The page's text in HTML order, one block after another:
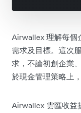
Airwallex 理解每個
需求及目標。這次
求，不論初創企業
於現金管理策略上
Airwallex 雲匯收益